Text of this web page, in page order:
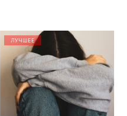
ЛУЧШЕЕ